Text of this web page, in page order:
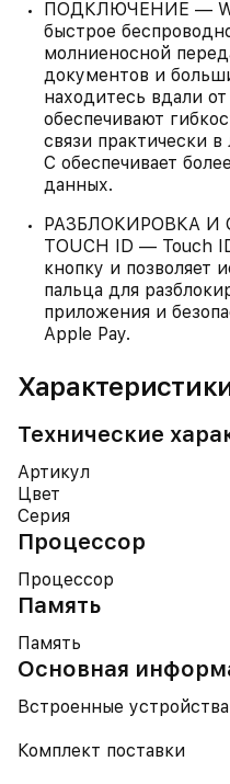
ПОДКЛЮЧЕНИЕ — Wi-
быстрое
молниеносной
документов и
находитесь вдали
обеспечивают
связи практически
C обеспечивает
данных.
РАЗБЛОКИРОВКА
TOUCH ID — Touch
кнопку и позволяет
пальца для
приложения и
Apple Pay.
Технические
Артикул
Цвет
Серия
Процессор
Процессор
Память
Память
Основная
Встроенные устройства
Комплект поставки